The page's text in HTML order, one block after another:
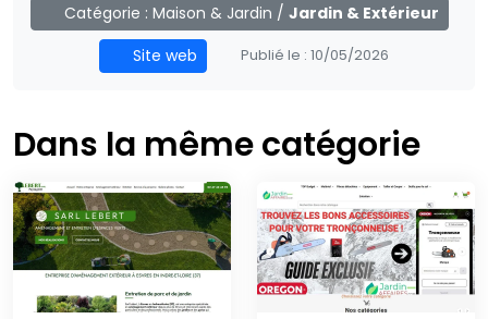
Catégorie : Maison & Jardin / Jardin & Extérieur
Site web
Publié le : 10/05/2026
Dans la même catégorie